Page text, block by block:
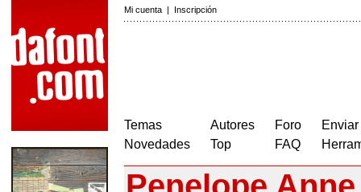
Mi cuenta | Inscripción
Temas
Novedades
Autores
Top
Foro
FAQ